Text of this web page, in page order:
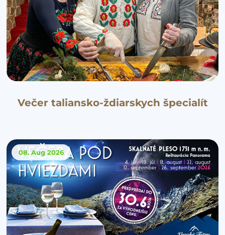
Večer taliansko-ždiarskych špecialít
08. Aug 2026